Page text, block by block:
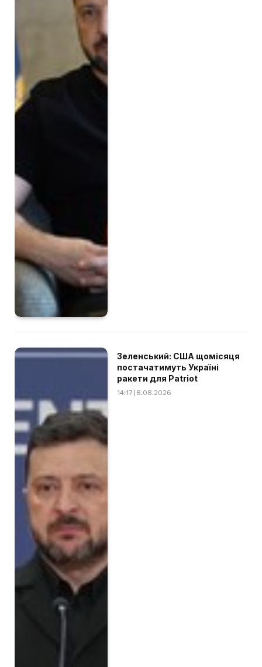
Зеленський: США щомісяця
постачатимуть Україні
ракети для Patriot
14:17 | 8.08.2026